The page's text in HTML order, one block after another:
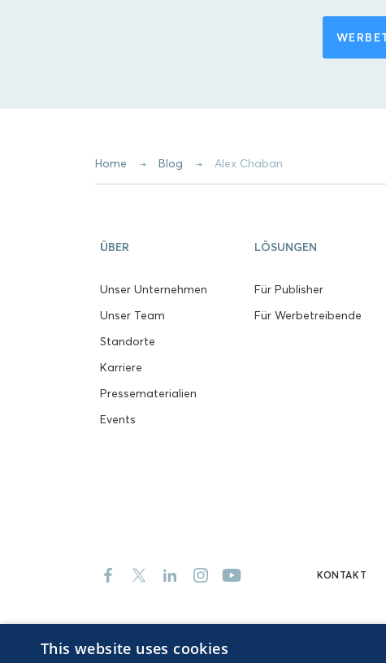
Home Blog Alex Chaban
ÜBER
Unser Unternehmen
Unser Team
Standorte
Karriere
Pressematerialien
Events
LÖSUNGEN
Für Publisher
Für Werbetreibende
KONTAKT
This website uses cookies